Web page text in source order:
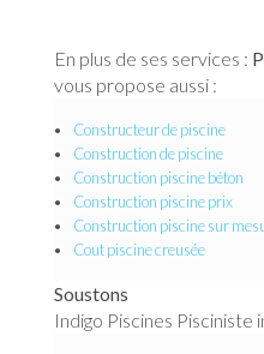
En plus de ses services :
vous propose aussi :
Constructeur de piscine
Construction de piscine
Construction piscine béton
Construction piscine prix
Construction piscine sur
Cout piscine creusée
Soustons
Indigo Piscines